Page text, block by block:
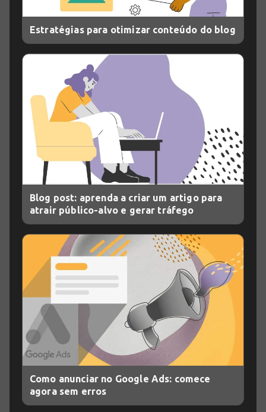
Estratégias para otimizar conteúdo do blog
Blog post: aprenda a criar um artigo para
atrair público-alvo e gerar tráfego
Como anunciar no Google Ads: comece
agora sem erros